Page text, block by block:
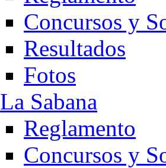
Concursos y
Resultados
Fotos
La Sabana
Reglamento
Concursos y